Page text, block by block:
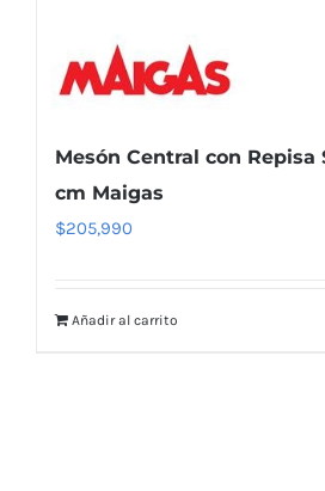
Mesón Central con Repisa
cm Maigas
$205,990
Añadir al carrito